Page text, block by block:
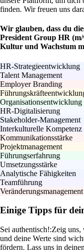
finden. Wir freuen uns
Wir glauben, dass du
President Group HR
Kultur und Wachstum
HR-Strategieentwicklung
Talent Management
Employer Branding
Organisationsentwicklung
HR-Digitalisierung
Stakeholder-Management
Interkulturelle Kompetenz
Kommunikationsstärke
Projektmanagement
Führungserfahrung
Umsetzungsstärke
Analytische Fähigkeiten
Teamführung
Veränderungsmanagement
Einige Tipps für
Sei authentisch!:Zeig uns,
und deine Werte sind
fördern. Lass uns in